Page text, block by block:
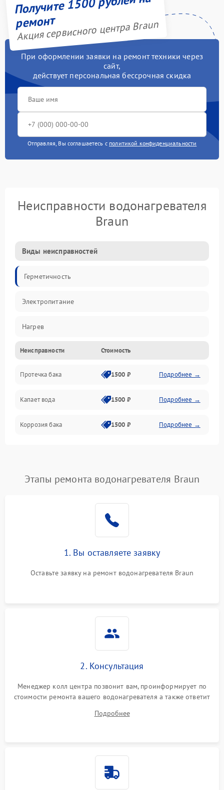
ремонт
Акция сервисного центра Braun
При оформлении заявки на ремонт техники через
сайт,
действует персональная бессрочная скидка
Отправляя, Вы соглашаетесь с политикой конфиденциальности
Неисправности водонагревателя
Braun
Виды неисправностей
Герметичность
Электропитание
Нагрев
Датчики
Механика
Неисправности Стоимость
Протечка бака 1500 ₽ Подробнее →
Капает вода 1500 ₽ Подробнее →
Коррозия бака 1500 ₽ Подробнее →
Этапы ремонта водонагревателя Braun
1. Вы оставляете заявку
Оставьте заявку на ремонт водонагревателя Braun
2. Консультация
Менеджер колл центра позвонит вам, проинформирует по
стоимости ремонта вашего водонагревателя а также ответит
Подробнее